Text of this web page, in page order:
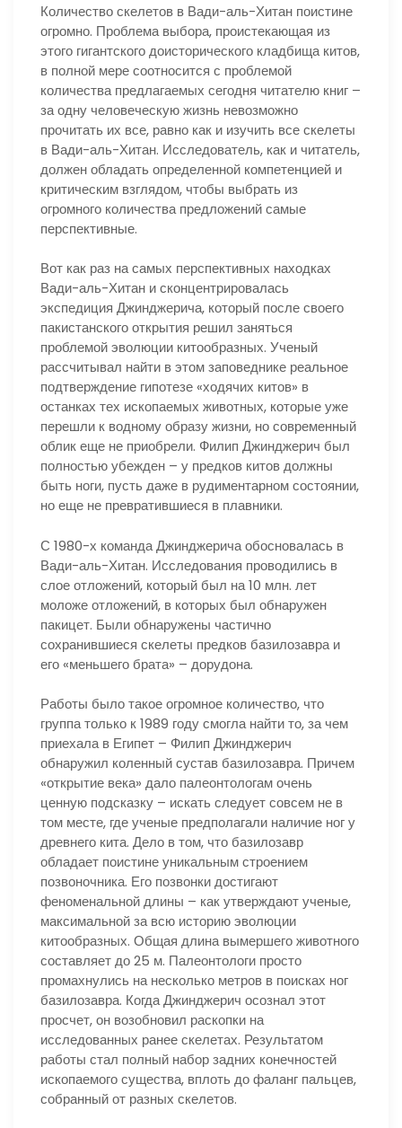
Количество скелетов в Вади-аль-Хитан поистине
огромно. Проблема выбора, проистекающая из
этого гигантского доисторического кладбища китов,
в полной мере соотносится с проблемой
количества предлагаемых сегодня читателю книг –
за одну человеческую жизнь невозможно
прочитать их все, равно как и изучить все скелеты
в Вади-аль-Хитан. Исследователь, как и читатель,
должен обладать определенной компетенцией и
критическим взглядом, чтобы выбрать из
огромного количества предложений самые
перспективные.
Вот как раз на самых перспективных находках
Вади-аль-Хитан и сконцентрировалась
экспедиция Джинджерича, который после своего
пакистанского открытия решил заняться
проблемой эволюции китообразных. Ученый
рассчитывал найти в этом заповеднике реальное
подтверждение гипотезе «ходячих китов» в
останках тех ископаемых животных, которые уже
перешли к водному образу жизни, но современный
облик еще не приобрели. Филип Джинджерич был
полностью убежден – у предков китов должны
быть ноги, пусть даже в рудиментарном состоянии,
но еще не превратившиеся в плавники.
С 1980-х команда Джинджерича обосновалась в
Вади-аль-Хитан. Исследования проводились в
слое отложений, который был на 10 млн. лет
моложе отложений, в которых был обнаружен
пакицет. Были обнаружены частично
сохранившиеся скелеты предков базилозавра и
его «меньшего брата» – дорудона.
Работы было такое огромное количество, что
группа только к 1989 году смогла найти то, за чем
приехала в Египет – Филип Джинджерич
обнаружил коленный сустав базилозавра. Причем
«открытие века» дало палеонтологам очень
ценную подсказку – искать следует совсем не в
том месте, где ученые предполагали наличие ног у
древнего кита. Дело в том, что базилозавр
обладает поистине уникальным строением
позвоночника. Его позвонки достигают
феноменальной длины – как утверждают ученые,
максимальной за всю историю эволюции
китообразных. Общая длина вымершего животного
составляет до 25 м. Палеонтологи просто
промахнулись на несколько метров в поисках ног
базилозавра. Когда Джинджерич осознал этот
просчет, он возобновил раскопки на
исследованных ранее скелетах. Результатом
работы стал полный набор задних конечностей
ископаемого существа, вплоть до фаланг пальцев,
собранный от разных скелетов.